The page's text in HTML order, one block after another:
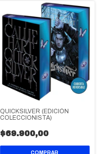
QUICKSILVER (EDICIÓN
COLECCIONISTA)
$69.900,00